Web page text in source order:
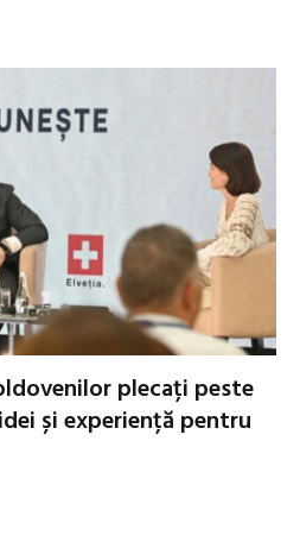
plecați peste
și experiență pentru